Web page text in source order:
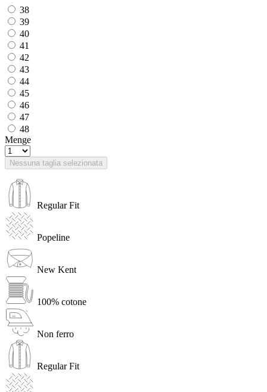
38
39
40
41
42
43
44
45
46
47
48
Menge
Nessuna taglia selezionata
Regular Fit
Popeline
New Kent
100% cotone
Non ferro
Regular Fit